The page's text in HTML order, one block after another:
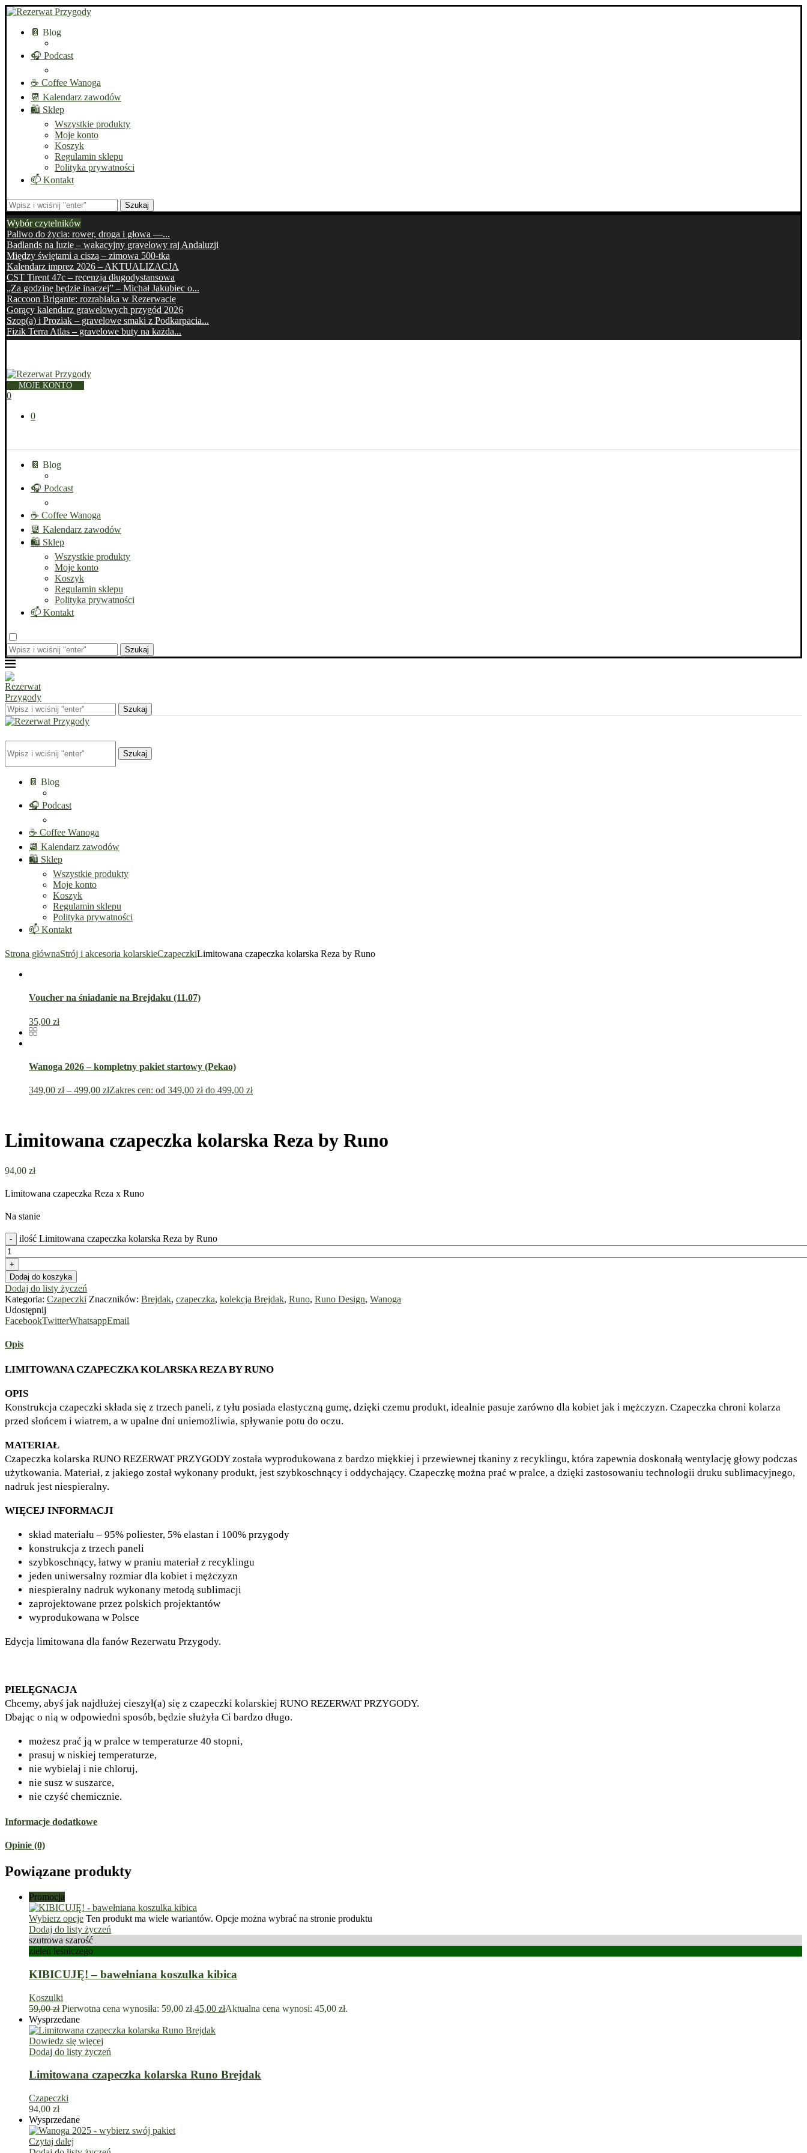
📔 Blog
🎧 Podcast
☕ Coffee Wanoga
📆 Kalendarz zawodów
🛍️ Sklep
Wszystkie produkty
Moje konto
Koszyk
Regulamin sklepu
Polityka prywatności
📫 Kontakt
Szukaj
Wybór czytelników
Paliwo do życia: rower, droga i głowa —...
Badlands na luzie – wakacyjny gravelowy raj Andaluzji
Między świętami a ciszą – zimowa 500-tka
Kalendarz imprez 2026 – AKTUALIZACJA
CST Tirent 47c – recenzja długodystansowa
„Za godzinę będzie inaczej” – Michał Jakubiec o...
Raccoon Brigante: rozrabiaka w Rezerwacie
Gorący kalendarz grawelowych przygód 2026
Szop(a) i Proziak – gravelowe smaki z Podkarpacia...
Fizik Terra Atlas – gravelowe buty na każda...
MOJE KONTO
0
0
📔 Blog
🎧 Podcast
☕ Coffee Wanoga
📆 Kalendarz zawodów
🛍️ Sklep
Wszystkie produkty
Moje konto
Koszyk
Regulamin sklepu
Polityka prywatności
📫 Kontakt
Szukaj
Szukaj
Szukaj
📔 Blog
🎧 Podcast
☕ Coffee Wanoga
📆 Kalendarz zawodów
🛍️ Sklep
Wszystkie produkty
Moje konto
Koszyk
Regulamin sklepu
Polityka prywatności
📫 Kontakt
Strona głównaStrój i akcesoria kolarskieCzapeczkiLimitowana czapeczka kolarska Reza by Runo
Voucher na śniadanie na Brejdaku (11.07)
35,00 zł
Wanoga 2026 – kompletny pakiet startowy (Pekao)
349,00 zł – 499,00 złZakres cen: od 349,00 zł do 499,00 zł
Limitowana czapeczka kolarska Reza by Runo
94,00 zł
Limitowana czapeczka Reza x Runo
Na stanie
ilość Limitowana czapeczka kolarska Reza by Runo
Dodaj do koszyka
Dodaj do listy życzeń
Kategoria: Czapeczki Znaczników: Brejdak, czapeczka, kolekcja Brejdak, Runo, Runo Design, Wanoga
Udostępnij
FacebookTwitterWhatsappEmail
Opis
LIMITOWANA CZAPECZKA KOLARSKA REZA BY RUNO
OPIS
Konstrukcja czapeczki składa się z trzech paneli, z tyłu posiada elastyczną gumę, dzięki czemu produkt, idealnie pasuje zarówno dla kobiet jak i mężczyzn. Czapeczka chroni kolarza
przed słońcem i wiatrem, a w upalne dni uniemożliwia, spływanie potu do oczu.
MATERIAŁ
Czapeczka kolarska RUNO REZERWAT PRZYGODY została wyprodukowana z bardzo miękkiej i przewiewnej tkaniny z recyklingu, która zapewnia doskonałą wentylację głowy podczas
użytkowania. Materiał, z jakiego został wykonany produkt, jest szybkoschnący i oddychający. Czapeczkę można prać w pralce, a dzięki zastosowaniu technologii druku sublimacyjnego,
nadruk jest niespieralny.
WIĘCEJ INFORMACJI
skład materiału – 95% poliester, 5% elastan i 100% przygody
konstrukcja z trzech paneli
szybkoschnący, łatwy w praniu materiał z recyklingu
jeden uniwersalny rozmiar dla kobiet i mężczyzn
niespieralny nadruk wykonany metodą sublimacji
zaprojektowane przez polskich projektantów
wyprodukowana w Polsce
Edycja limitowana dla fanów Rezerwatu Przygody.
PIELĘGNACJA
Chcemy, abyś jak najdłużej cieszył(a) się z czapeczki kolarskiej RUNO REZERWAT PRZYGODY.
Dbając o nią w odpowiedni sposób, będzie służyła Ci bardzo długo.
możesz prać ją w pralce w temperaturze 40 stopni,
prasuj w niskiej temperaturze,
nie wybielaj i nie chloruj,
nie susz w suszarce,
nie czyść chemicznie.
Informacje dodatkowe
Opinie (0)
Powiązane produkty
Promocja
Wybierz opcje Ten produkt ma wiele wariantów. Opcje można wybrać na stronie produktu
Dodaj do listy życzeń
szutrowa szarość
zieleń leśniczego
KIBICUJĘ! – bawełniana koszulka kibica
Koszulki
59,00zł Pierwotna cena wynosiła: 59,00 zł.45,00 złAktualna cena wynosi: 45,00 zł.
Wysprzedane
Dowiedz się więcej
Dodaj do listy życzeń
Limitowana czapeczka kolarska Runo Brejdak
Czapeczki
94,00 zł
Wysprzedane
Czytaj dalej